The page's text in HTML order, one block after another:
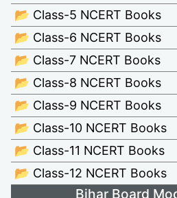
📂 Class-5 NCERT Books
📂 Class-6 NCERT Books
📂 Class-7 NCERT Books
📂 Class-8 NCERT Books
📂 Class-9 NCERT Books
📂 Class-10 NCERT Books
📂 Class-11 NCERT Books
📂 Class-12 NCERT Books
Bihar Board